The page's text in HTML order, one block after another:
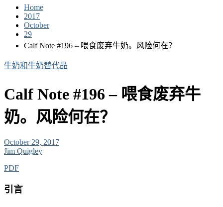
Home
2017
October
29
Calf Note #196 – 喂食废弃牛奶。风险何在？
牛奶和牛奶替代品
Calf Note #196 – 喂食废弃牛
奶。风险何在？
October 29, 2017
Jim Quigley
PDF
引言